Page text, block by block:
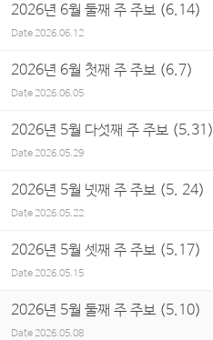
2026년 6월 둘째 주 주보 (6.14)
Date2026.06.12
2026년 6월 첫째 주 주보 (6.7)
Date2026.06.05
2026년 5월 다섯째 주 주보 (5.31)
Date2026.05.29
2026년 5월 넷째 주 주보 (5. 24)
Date2026.05.22
2026년 5월 셋째 주 주보 (5.17)
Date2026.05.15
2026년 5월 둘째 주 주보 (5.10)
Date 2026.05.08